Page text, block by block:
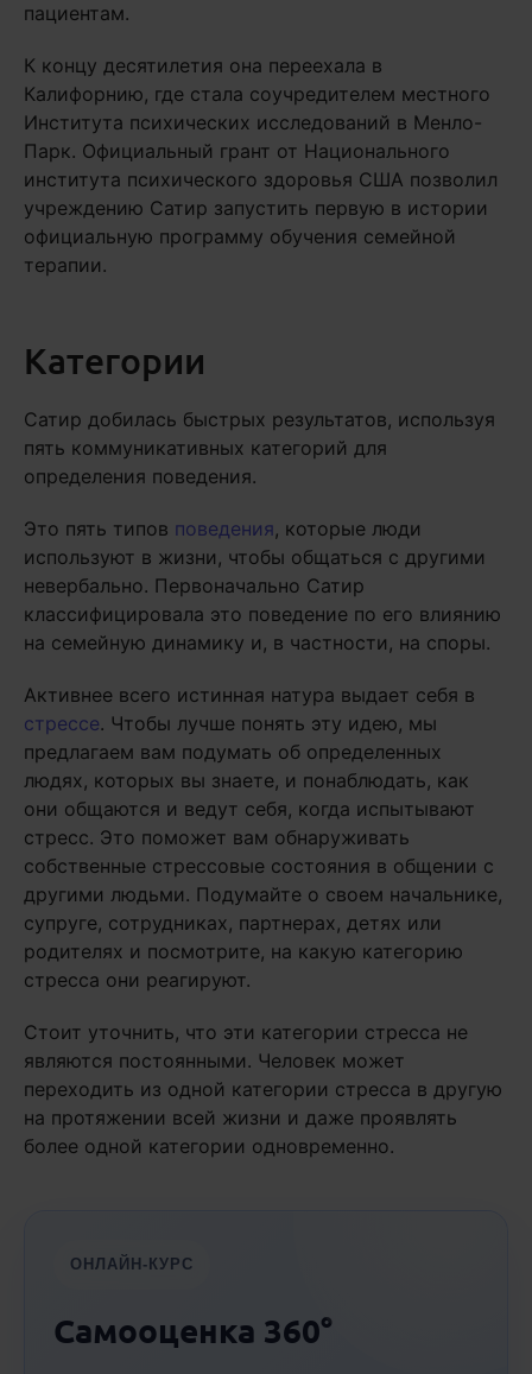
пациентам.
К концу десятилетия она переехала в
Калифорнию, где стала соучредителем местного
Института психических исследований в Менло-
Парк. Официальный грант от Национального
института психического здоровья США позволил
учреждению Сатир запустить первую в истории
официальную программу обучения семейной
терапии.
Категории
Сатир добилась быстрых результатов, используя
пять коммуникативных категорий для
определения поведения.
Это пять типов поведения, которые люди
используют в жизни, чтобы общаться с другими
невербально. Первоначально Сатир
классифицировала это поведение по его влиянию
на семейную динамику и, в частности, на споры.
Активнее всего истинная натура выдает себя в
стрессе. Чтобы лучше понять эту идею, мы
предлагаем вам подумать об определенных
людях, которых вы знаете, и понаблюдать, как
они общаются и ведут себя, когда испытывают
стресс. Это поможет вам обнаруживать
собственные стрессовые состояния в общении с
другими людьми. Подумайте о своем начальнике,
супруге, сотрудниках, партнерах, детях или
родителях и посмотрите, на какую категорию
стресса они реагируют.
Стоит уточнить, что эти категории стресса не
являются постоянными. Человек может
переходить из одной категории стресса в другую
на протяжении всей жизни и даже проявлять
более одной категории одновременно.
ОНЛАЙН-КУРС
Самооценка 360°